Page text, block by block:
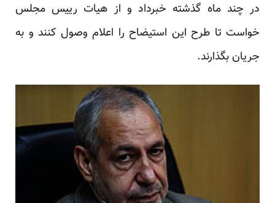
در چند ماه گذشته خبرداد و از هیات رییس مجلس
خواست تا طرح این استیضاح را اعلام وصول کنند و به
جریان بگذارند.